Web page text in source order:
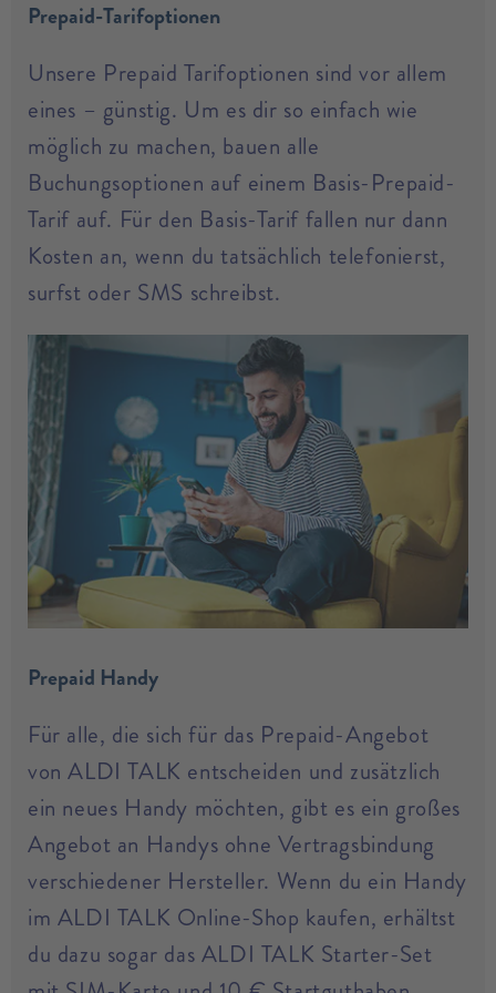
Prepaid-Tarifoptionen
Unsere Prepaid Tarifoptionen sind vor allem
eines – günstig. Um es dir so einfach wie
möglich zu machen, bauen alle
Buchungsoptionen auf einem Basis-Prepaid-
Tarif auf. Für den Basis-Tarif fallen nur dann
Kosten an, wenn du tatsächlich telefonierst,
surfst oder SMS schreibst.
Prepaid Handy
Für alle, die sich für das Prepaid-Angebot
von ALDI TALK entscheiden und zusätzlich
ein neues Handy möchten, gibt es ein großes
Angebot an Handys ohne Vertragsbindung
verschiedener Hersteller. Wenn du ein Handy
im ALDI TALK Online-Shop kaufen, erhältst
du dazu sogar das ALDI TALK Starter-Set